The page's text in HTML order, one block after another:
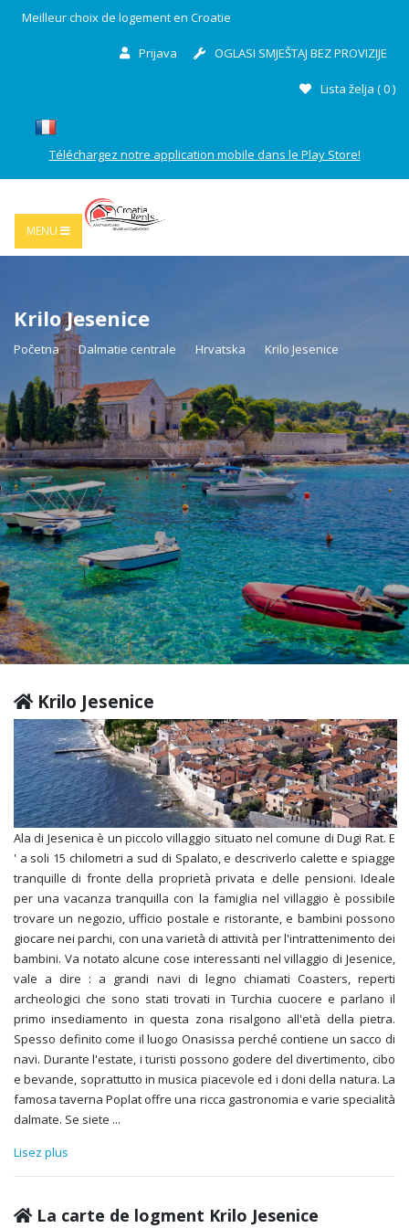
Meilleur choix de logement en Croatie
Prijava OGLASI SMJEŠTAJ BEZ PROVIZIJE
Lista želja (0)
Téléchargez notre application mobile dans le Play Store!
MENU
Krilo Jesenice
Početna Dalmatie centrale Hrvatska Krilo Jesenice
Krilo Jesenice
Ala di Jesenica è un piccolo villaggio situato nel comune di Dugi Rat. E
' a soli 15 chilometri a sud di Spalato, e descriverlo calette e spiagge
tranquille di fronte della proprietà privata e delle pensioni. Ideale
per una vacanza tranquilla con la famiglia nel villaggio è possibile
trovare un negozio, ufficio postale e ristorante, e bambini possono
giocare nei parchi, con una varietà di attività per l'intrattenimento dei
bambini. Va notato alcune cose interessanti nel villaggio di Jesenice,
vale a dire : a grandi navi di legno chiamati Coasters, reperti
archeologici che sono stati trovati in Turchia cuocere e parlano il
primo insediamento in questa zona risalgono all'età della pietra.
Spesso definito come il luogo Onasissa perché contiene un sacco di
navi. Durante l'estate, i turisti possono godere del divertimento, cibo
e bevande, soprattutto in musica piacevole ed i doni della natura. La
famosa taverna Poplat offre una ricca gastronomia e varie specialità
dalmate. Se siete ...
Lisez plus
La carte de logment Krilo Jesenice